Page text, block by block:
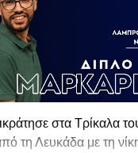
στα Τρίκαλα
τη Λευκάδα με τη